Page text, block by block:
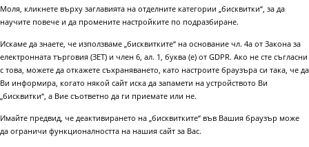
Моля, кликнете върху заглавията на отделните категории „бисквитки“, за да
научите повече и да промените настройките по подразбиране.
Искаме да знаете, че използваме „бисквитките“ на основание чл. 4а от Закона за
електронната търговия (ЗЕТ) и член 6, ал. 1, буква (е) от GDPR. Ако не сте съгласни
с това, можете да откажете съхраняването, като настроите браузъра си така, че да
Ви информира, когато някой сайт иска да запамети на устройството Ви
„бисквитки“, а Вие съответно да ги приемате или не.
Имайте предвид, че деактивирането на „бисквитките“ във Вашия браузър може
да ограничи функционалността на нашия сайт за Вас.